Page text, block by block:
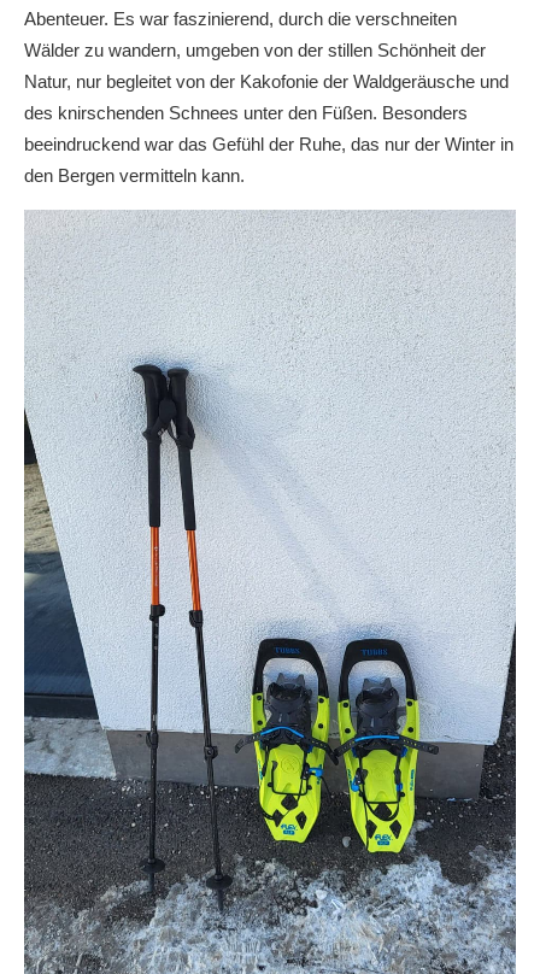
Abenteuer. Es war faszinierend, durch die verschneiten
Wälder zu wandern, umgeben von der stillen Schönheit der
Natur, nur begleitet von der Kakofonie der Waldgeräusche und
des knirschenden Schnees unter den Füßen. Besonders
beeindruckend war das Gefühl der Ruhe, das nur der Winter in
den Bergen vermitteln kann.